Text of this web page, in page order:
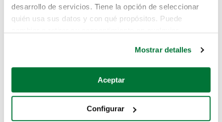
desarrollo de servicios. Tiene la opción de seleccionar
quién usa sus datos y con qué propósitos. Puede
Si lo permite, también quisiéramos:
Recopilar información sobre su ubicación geográfica
Identificar su dispositivo analizándolo activamente
Mostrar detalles
Aceptar
Configurar
Pero puedes encontrar el coche que estás
buscando en alguno de estos enlaces:
Coches de segunda mano
Coches de km0